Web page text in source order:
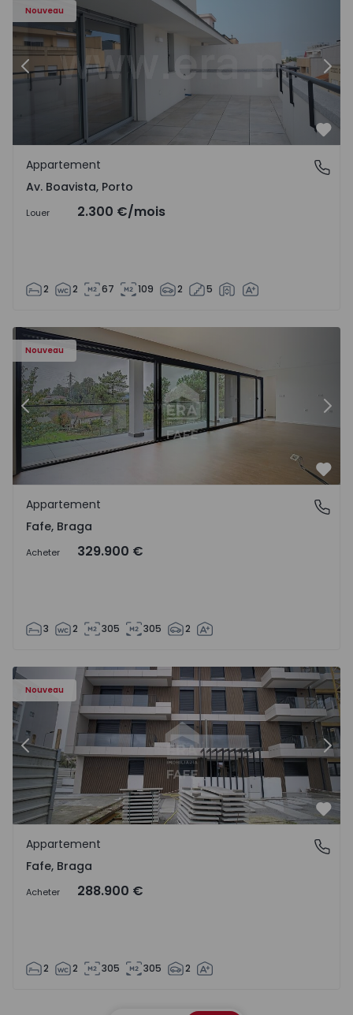
Nouveau
Précédent
Av. Boavista, Porto
Appartement
Av. Boavista, Porto
Louer 2.300 €/mois
2 2 67 109 2 5
Nouveau
Précédent
Fafe, Braga
Appartement
Fafe, Braga
Acheter 329.900 €
3 2 305 305 2
Nouveau
Précédent
Fafe, Braga
Appartement
Fafe, Braga
Acheter 288.900 €
2 2 305 305 2